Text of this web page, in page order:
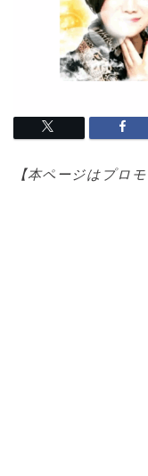
【本ページはプロモ